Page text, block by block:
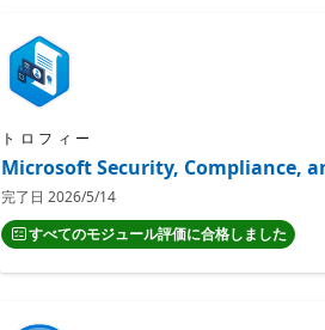
トロフィー
Microsoft Security, Compliance,
完了日 2026/5/14
すべてのモジュール評価に合格しました